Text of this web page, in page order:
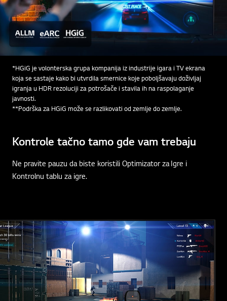
*HGiG je volonterska grupa kompanija iz industrije igara i TV ekrana
koja se sastaje kako bi utvrdila smernice koje poboljšavaju doživljaj
igranja u HDR rezoluciji za potrošače i stavila ih na raspolaganje
javnosti.
**Podrška za HGiG može se razlikovati od zemlje do zemlje.
Kontrole tačno tamo gde vam trebaju
Ne pravite pauzu da biste koristili Optimizator za Igre i
Kontrolnu tablu za igre.